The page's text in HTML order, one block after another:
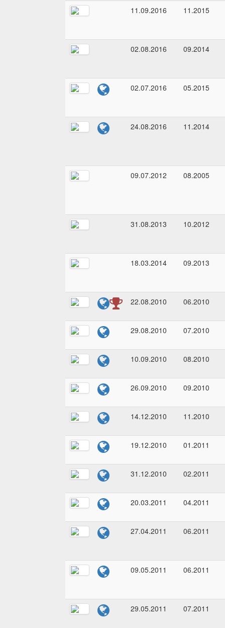
11.09.2016 11.2015
02.08.2016 09.2014
02.07.2016 05.2015
24.08.2016 11.2014
09.07.2012 08.2005
31.08.2013 10.2012
18.03.2014 09.2013
22.08.2010 06.2010
29.08.2010 07.2010
10.09.2010 08.2010
26.09.2010 09.2010
14.12.2010 11.2010
19.12.2010 01.2011
31.12.2010 02.2011
20.03.2011 04.2011
27.04.2011 06.2011
09.05.2011 06.2011
29.05.2011 07.2011